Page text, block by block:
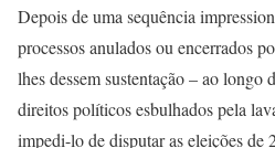
Depois de uma sequência
processos anulados ou encerrados
lhes dessem sustentação – ao longo
direitos políticos esbulhados pela
impedi-lo de disputar as eleições de